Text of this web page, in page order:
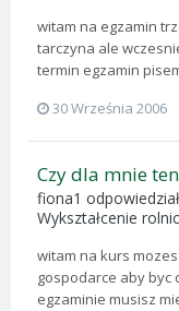
witam na egzamin
tarczyna ale
termin egzamin
30 Września 2006
Czy dla mnie
fiona1 odpowiedział
Wykształcenie
witam na kurs
gospodarce aby byc
egzaminie musisz